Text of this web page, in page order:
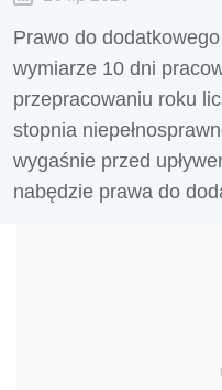
Prawo do
wymiarze 10 dni
przepracowaniu roku
stopnia
wygaśnie przed
nabędzie prawa do